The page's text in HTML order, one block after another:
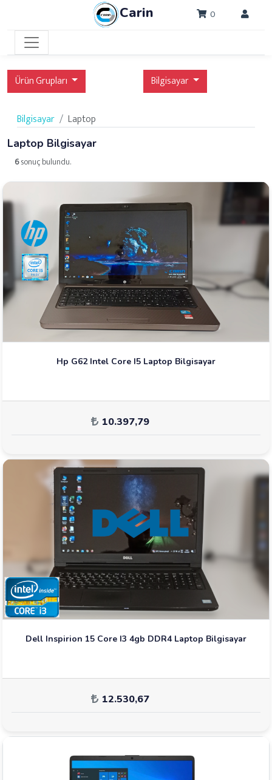
Carin 0
Ürün Grupları Bilgisayar
Bilgisayar Laptop
Laptop Bilgisayar
6sonuç bulundu.
Hp G62 Intel Core I5 Laptop Bilgisayar
10.397,79
Dell Inspirion 15 Core I3 4gb DDR4 Laptop Bilgisayar
12.530,67